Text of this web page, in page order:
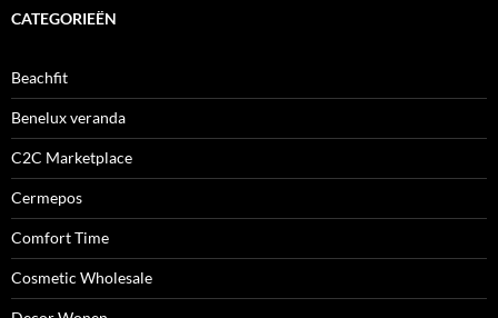
CATEGORIEËN
Beachfit
Benelux veranda
C2C Marketplace
Cermepos
Comfort Time
Cosmetic Wholesale